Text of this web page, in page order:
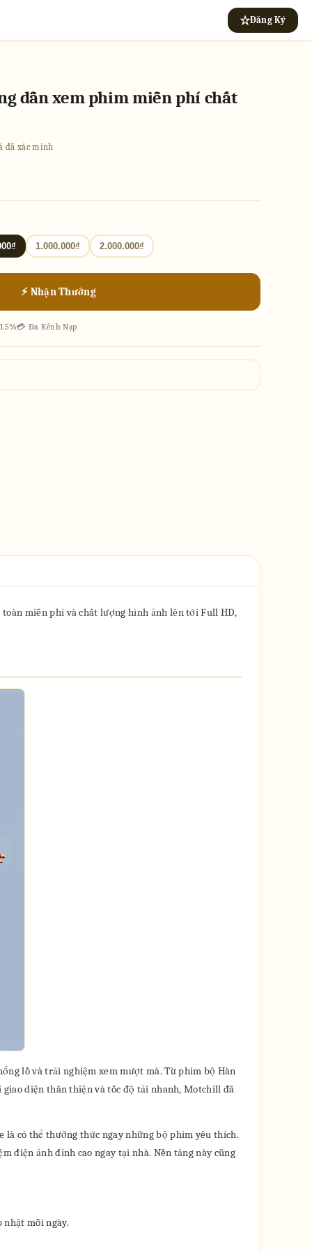
Đăng Ký
dẫn xem phim miễn phí chất
đã xác minh
1.000.000₫ 2.000.000₫
⚡ Nhận Thưởng
💳 Đa Kênh Nạp
miễn phí và chất lượng hình ảnh lên tới Full HD,
lồ và trải nghiệm xem mượt mà. Từ phim bộ Hàn
giao diện thân thiện và tốc độ tải nhanh, Motchill đã
là có thể thưởng thức ngay những bộ phim yêu thích.
điện ảnh đỉnh cao ngay tại nhà. Nền tảng này cũng
nhật mỗi ngày.